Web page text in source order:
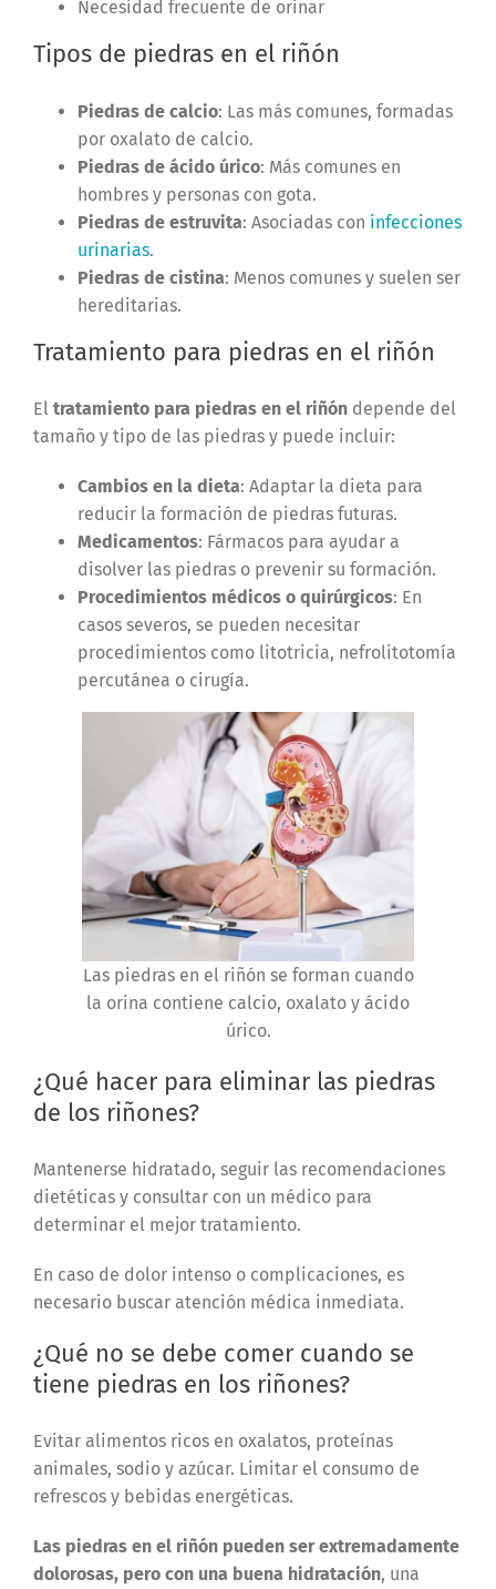
Necesidad frecuente de orinar
Tipos de piedras en el riñón
Piedras de calcio: Las más comunes, formadas
por oxalato de calcio.
Piedras de ácido úrico: Más comunes en
hombres y personas con gota.
Piedras de estruvita: Asociadas con infecciones
urinarias.
Piedras de cistina: Menos comunes y suelen ser
hereditarias.
Tratamiento para piedras en el riñón
El tratamiento para piedras en el riñóndepende del
tamaño y tipo de las piedras y puede incluir:
Cambios en la dieta: Adaptar la dieta para
reducir la formación de piedras futuras.
Medicamentos: Fármacos para ayudar a
disolver las piedras o prevenir su formación.
Procedimientos médicos o quirúrgicos: En
casos severos, se pueden necesitar
procedimientos como litotricia, nefrolitotomía
percutánea o cirugía.
Las piedras en el riñón se forman cuando
la orina contiene calcio, oxalato y ácido
úrico.
¿Qué hacer para eliminar las piedras
de los riñones?
Mantenerse hidratado, seguir las recomendaciones
dietéticas y consultar con un médico para
determinar el mejor tratamiento.
En caso de dolor intenso o complicaciones, es
necesario buscar atención médica inmediata.
¿Qué no se debe comer cuando se
tiene piedras en los riñones?
Evitar alimentos ricos en oxalatos, proteínas
animales, sodio y azúcar. Limitar el consumo de
refrescos y bebidas energéticas.
Las piedras en el riñón pueden ser extremadamente
dolorosas, pero con una buena hidratación, una